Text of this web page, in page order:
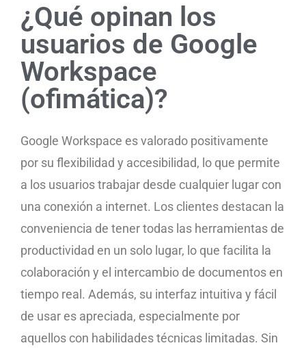
¿Qué opinan los
usuarios de Google
Workspace
(ofimática)?
Google Workspace es valorado positivamente
por su flexibilidad y accesibilidad, lo que permite
a los usuarios trabajar desde cualquier lugar con
una conexión a internet. Los clientes destacan la
conveniencia de tener todas las herramientas de
productividad en un solo lugar, lo que facilita la
colaboración y el intercambio de documentos en
tiempo real. Además, su interfaz intuitiva y fácil
de usar es apreciada, especialmente por
aquellos con habilidades técnicas limitadas. Sin